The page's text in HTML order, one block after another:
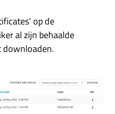
op de
al zijn behaalde
downloaden.